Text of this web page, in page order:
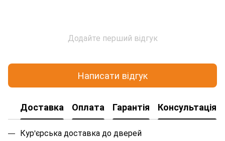
Додайте перший відгук
Написати відгук
Доставка Оплата Гарантія Консультація
Кур'єрська доставка до дверей